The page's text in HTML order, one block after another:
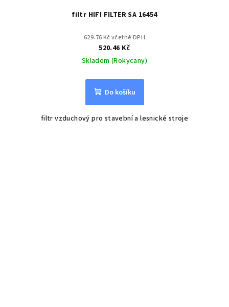
filtr HIFI FILTER SA 16454
629.76 Kč včetně DPH
520.46 Kč
Skladem (Rokycany)
Do košíku
filtr vzduchový pro stavební a lesnické stroje